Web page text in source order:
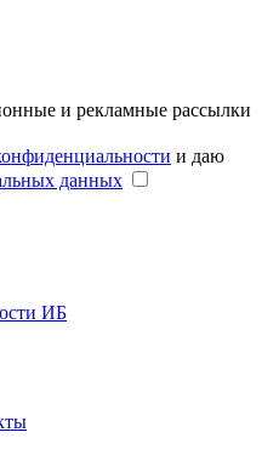
и рекламные рассылки
и даю
данных
ИБ